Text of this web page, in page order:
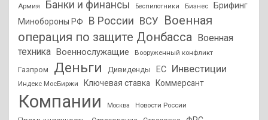
Армия Банки и финансы Беспилотники Бизнес
Брифинг
Минобороны РФ
В России ВСУ Военная
операция по защите Донбасса
Военная
техника
Военнослужащие Вооруженный конфликт
Газпром Деньги Дивиденды ЕС Инвестиции
Индекс МосБиржи Ключевая ставка Коммерсант
Компании Москва Новости России